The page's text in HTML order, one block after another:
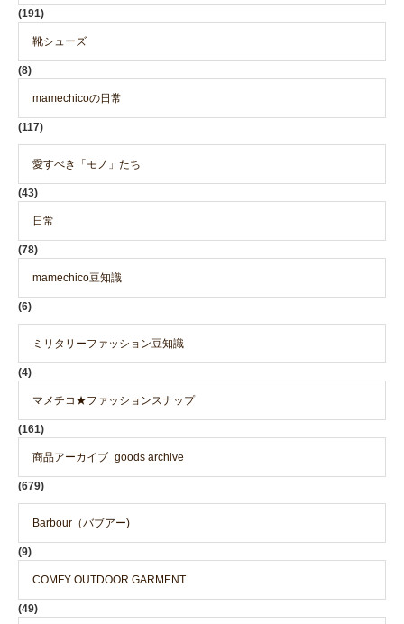
(191)
靴シューズ
(8)
mamechicoの日常
(117)
愛すべき「モノ」たち
(43)
日常
(78)
mamechico豆知識
(6)
ミリタリーファッション豆知識
(4)
マメチコ★ファッションスナップ
(161)
商品アーカイブ_goods archive
(679)
Barbour（バブアー)
(9)
COMFY OUTDOOR GARMENT
(49)